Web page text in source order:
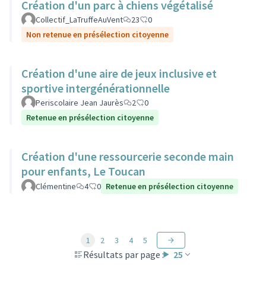
Création d'un parc à chiens végétalisé
Collectif_LaTruffeAuVent 23
0
Non retenue en présélection citoyenne
Création d'une aire de jeux inclusive et
sportive intergénérationnelle
Periscolaire Jean Jaurès 2
0
Retenue en présélection citoyenne
Création d'une ressourcerie seconde main
pour enfants, Le Toucan
Clémentine 4 0 Retenue en présélection citoyenne
Résultats par page : 25
1 2 3 4 5